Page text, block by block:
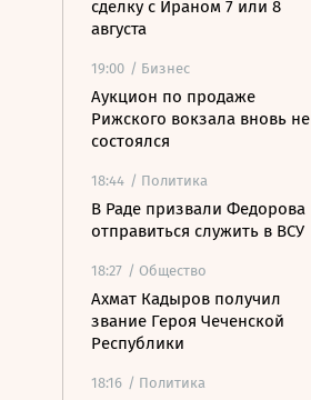
сделку с Ираном 7 или 8
августа
19:00 / Бизнес
Аукцион по продаже
Рижского вокзала вновь не
состоялся
18:44 / Политика
В Раде призвали Федорова
отправиться служить в ВСУ
18:27 / Общество
Ахмат Кадыров получил
звание Героя Чеченской
Республики
18:16 / Политика